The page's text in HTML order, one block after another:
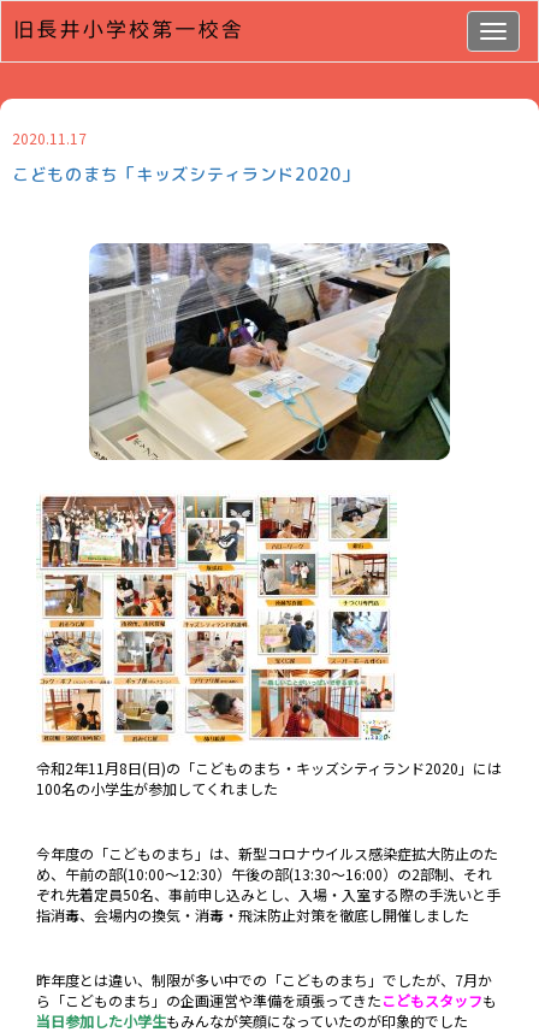
2020.11.17
こどものまち「キッズシティランド2020」
令和2年11月8日(日)の「こどものまち・キッズシティランド2020」には
100名の小学生が参加してくれました
今年度の「こどものまち」は、新型コロナウイルス感染症拡大防止のた
め、午前の部(10:00～12:30）午後の部(13:30～16:00）の2部制、それ
ぞれ先着定員50名、事前申し込みとし、入場・入室する際の手洗いと手
指消毒、会場内の換気・消毒・飛沫防止対策を徹底し開催しました
昨年度とは違い、制限が多い中での「こどものまち」でしたが、7月か
ら「こどものまち」の企画運営や準備を頑張ってきたこどもスタッフも
当日参加した小学生もみんなが笑顔になっていたのが印象的でした